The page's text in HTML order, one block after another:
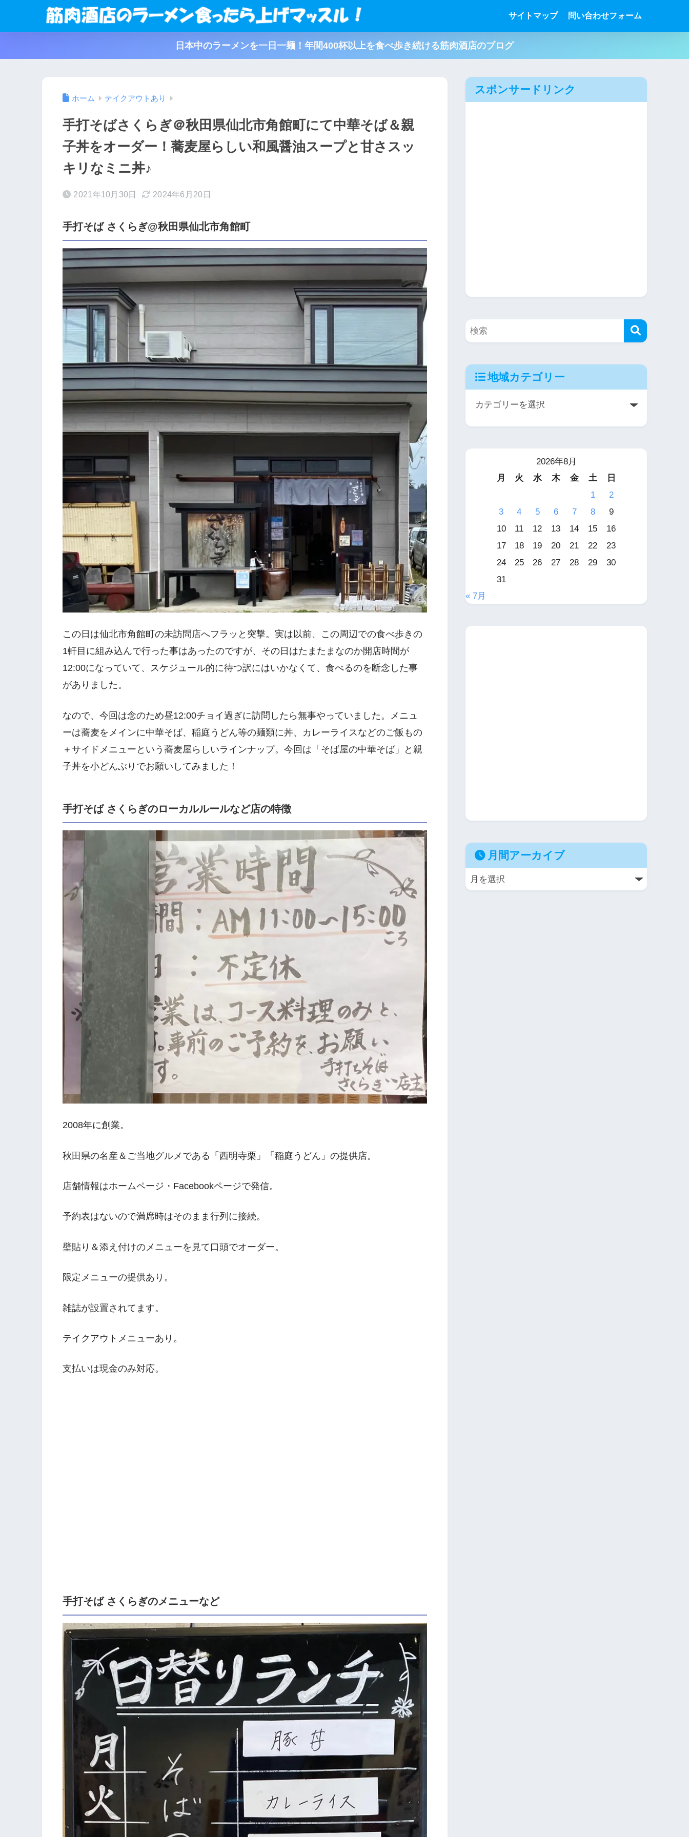
サイトマップ 問い合わせフォーム
日本中のラーメンを一日一麺！年間400杯以上を食べ歩き続ける筋肉酒店のブログ
ホーム テイクアウトあり
手打そばさくらぎ＠秋田県仙北市角館町にて中華そば＆親
子丼をオーダー！蕎麦屋らしい和風醤油スープと甘さスッ
キリなミニ丼♪
2021年10月30日 2024年6月20日
手打そば さくらぎ@秋田県仙北市角館町
この日は仙北市角館町の未訪問店へフラッと突撃。実は以前、この周辺での食べ歩きの
1軒目に組み込んで行った事はあったのですが、その日はたまたまなのか開店時間が
12:00になっていて、スケジュール的に待つ訳にはいかなくて、食べるのを断念した事
がありました。
なので、今回は念のため昼12:00チョイ過ぎに訪問したら無事やっていました。メニュ
ーは蕎麦をメインに中華そば、稲庭うどん等の麺類に丼、カレーライスなどのご飯もの
＋サイドメニューという蕎麦屋らしいラインナップ。今回は「そば屋の中華そば」と親
子丼を小どんぶりでお願いしてみました！
手打そば さくらぎのローカルルールなど店の特徴
2008年に創業。
秋田県の名産＆ご当地グルメである「西明寺栗」「稲庭うどん」の提供店。
店舗情報はホームページ・Facebookページで発信。
予約表はないので満席時はそのまま行列に接続。
壁貼り＆添え付けのメニューを見て口頭でオーダー。
限定メニューの提供あり。
雑誌が設置されてます。
テイクアウトメニューあり。
支払いは現金のみ対応。
手打そば さくらぎのメニューなど
スポンサードリンク
地域カテゴリー
2026年8月
月
火 水 木 金 土
日
1
2
3
4 5 6 7 8
9
10
11 12 13 14 15
16
17
18 19 20 21 22
23
24
25 26 27 28 29
30
31
« 7月
月間アーカイブ